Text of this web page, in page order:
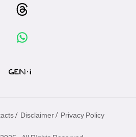
/ Disclaimer / Privacy Policy